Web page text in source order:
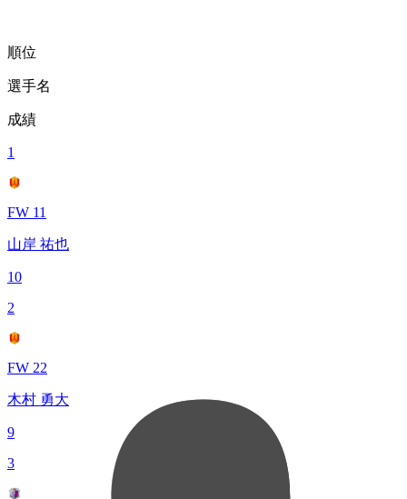
順位
選手名
成績
1
FW 11
山岸 祐也
10
2
FW 22
木村 勇大
9
3